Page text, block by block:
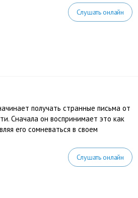
Слушать онлайн
получать странные письма от
Сначала он воспринимает это как
его сомневаться в своем
Слушать онлайн